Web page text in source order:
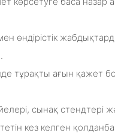
өндірістік
тұрақты ағын
сынақ стендтері
кез келген